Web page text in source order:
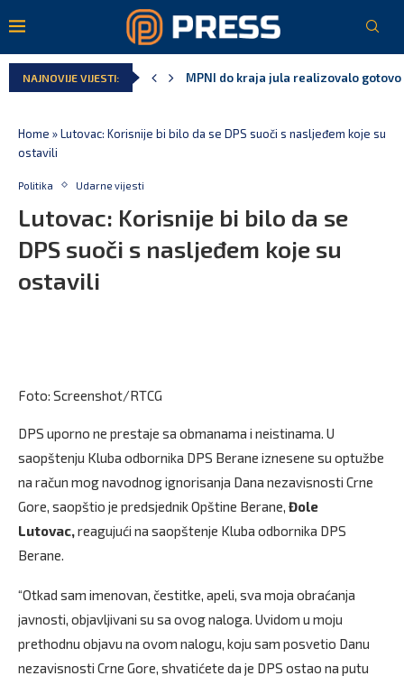
NAJNOVIJE VIJESTI:
U prethodnih pet godina: Vučić tri
Home »Lutovac: Korisnije bi bilo da se DPS suoči s nasljeđem koje su
ostavili
Politika Udarne vijesti
Lutovac: Korisnije bi bilo da se
DPS suoči s nasljeđem koje su
ostavili
Foto: Screenshot/RTCG
DPS uporno ne prestaje sa obmanama i neistinama. U
saopštenju Kluba odbornika DPS Berane iznesene su optužbe
na račun mog navodnog ignorisanja Dana nezavisnosti Crne
Gore, saopštio je predsjednik Opštine Berane, Đole
Lutovac,reagujući na saopštenje Kluba odbornika DPS
Berane.
“Otkad sam imenovan, čestitke, apeli, sva moja obraćanja
javnosti, objavljivani su sa ovog naloga. Uvidom u moju
prethodnu objavu na ovom nalogu, koju sam posvetio Danu
nezavisnosti Crne Gore, shvatićete da je DPS ostao na putu